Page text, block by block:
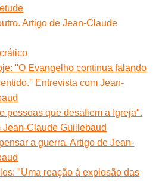
Artigo de Jean-Claude
''O Evangelho continua falando
Entrevista com Jean-
pessoas que desafiem a Igreja".
Jean-Claude Guillebaud
a guerra. Artigo de Jean-
"Uma reação à explosão das